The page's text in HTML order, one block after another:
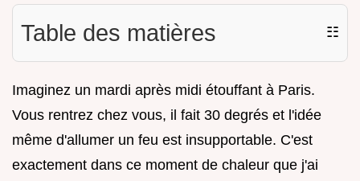
Table des matières ☷
Imaginez un mardi après midi étouffant à Paris.
Vous rentrez chez vous, il fait 30 degrés et l'idée
même d'allumer un feu est insupportable. C'est
exactement dans ce moment de chaleur que j'ai